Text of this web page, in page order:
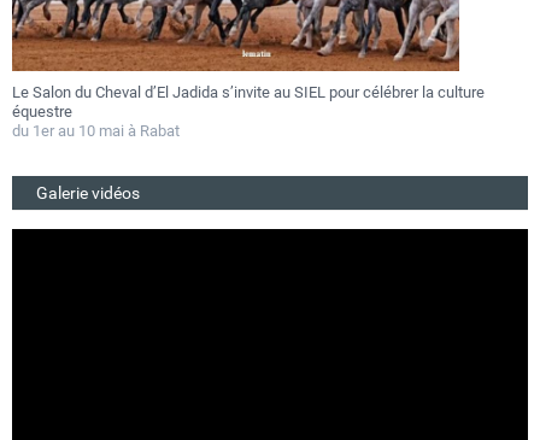
Le Salon du Cheval d’El Jadida s’invite au SIEL pour célébrer la culture
équestre
du 1er au 10 mai à Rabat
Galerie vidéos